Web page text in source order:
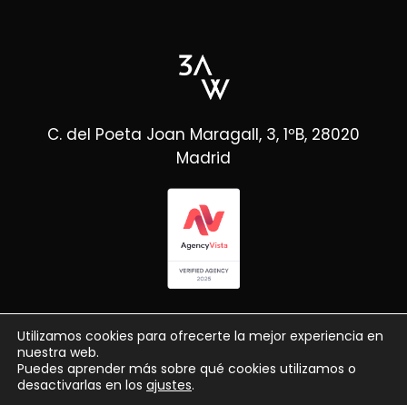
C. del Poeta Joan Maragall, 3, 1ºB, 28020
Madrid
Utilizamos cookies para ofrecerte la mejor experiencia en
nuestra web.
Puedes aprender más sobre qué cookies utilizamos o
desactivarlas en los ajustes.